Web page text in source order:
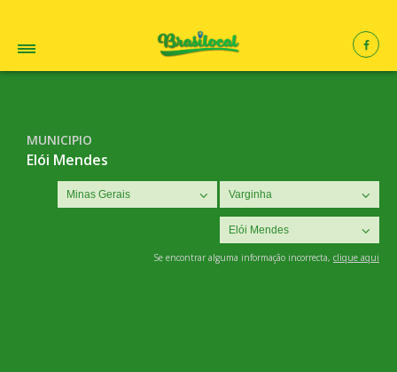
MUNICIPIO
Elói Mendes
Se encontrar alguma informação incorrecta, clique aqui